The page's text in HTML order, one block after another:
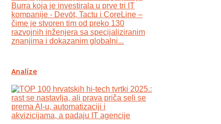
Burra koja je investirala u prve tri IT
kompanije - Devōt, Tactu i CoreLine –
čime je stvoren tim od preko 130
razvojnih inženjera sa specijaliziranim
znanjima i dokazanim globalni...
Analize